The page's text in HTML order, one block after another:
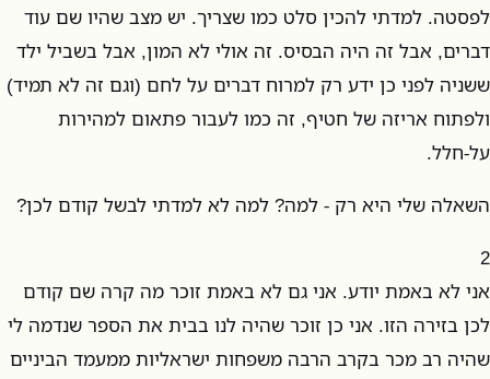
לפסטה. למדתי להכין סלט כמו שצריך. יש מצב שהיו שם עוד
דברים, אבל זה היה הבסיס. זה אולי לא המון, אבל בשביל ילד
ששניה לפני כן ידע רק למרוח דברים על לחם (וגם זה לא תמיד)
ולפתוח אריזה של חטיף, זה כמו לעבור פתאום למהירות
על-חלל.
השאלה שלי היא רק - למה? למה לא למדתי לבשל קודם לכן?
2
אני לא באמת יודע. אני גם לא באמת זוכר מה קרה שם קודם
לכן בזירה הזו. אני כן זוכר שהיה לנו בבית את הספר שנדמה לי
שהיה רב מכר בקרב הרבה משפחות ישראליות ממעמד הביניים